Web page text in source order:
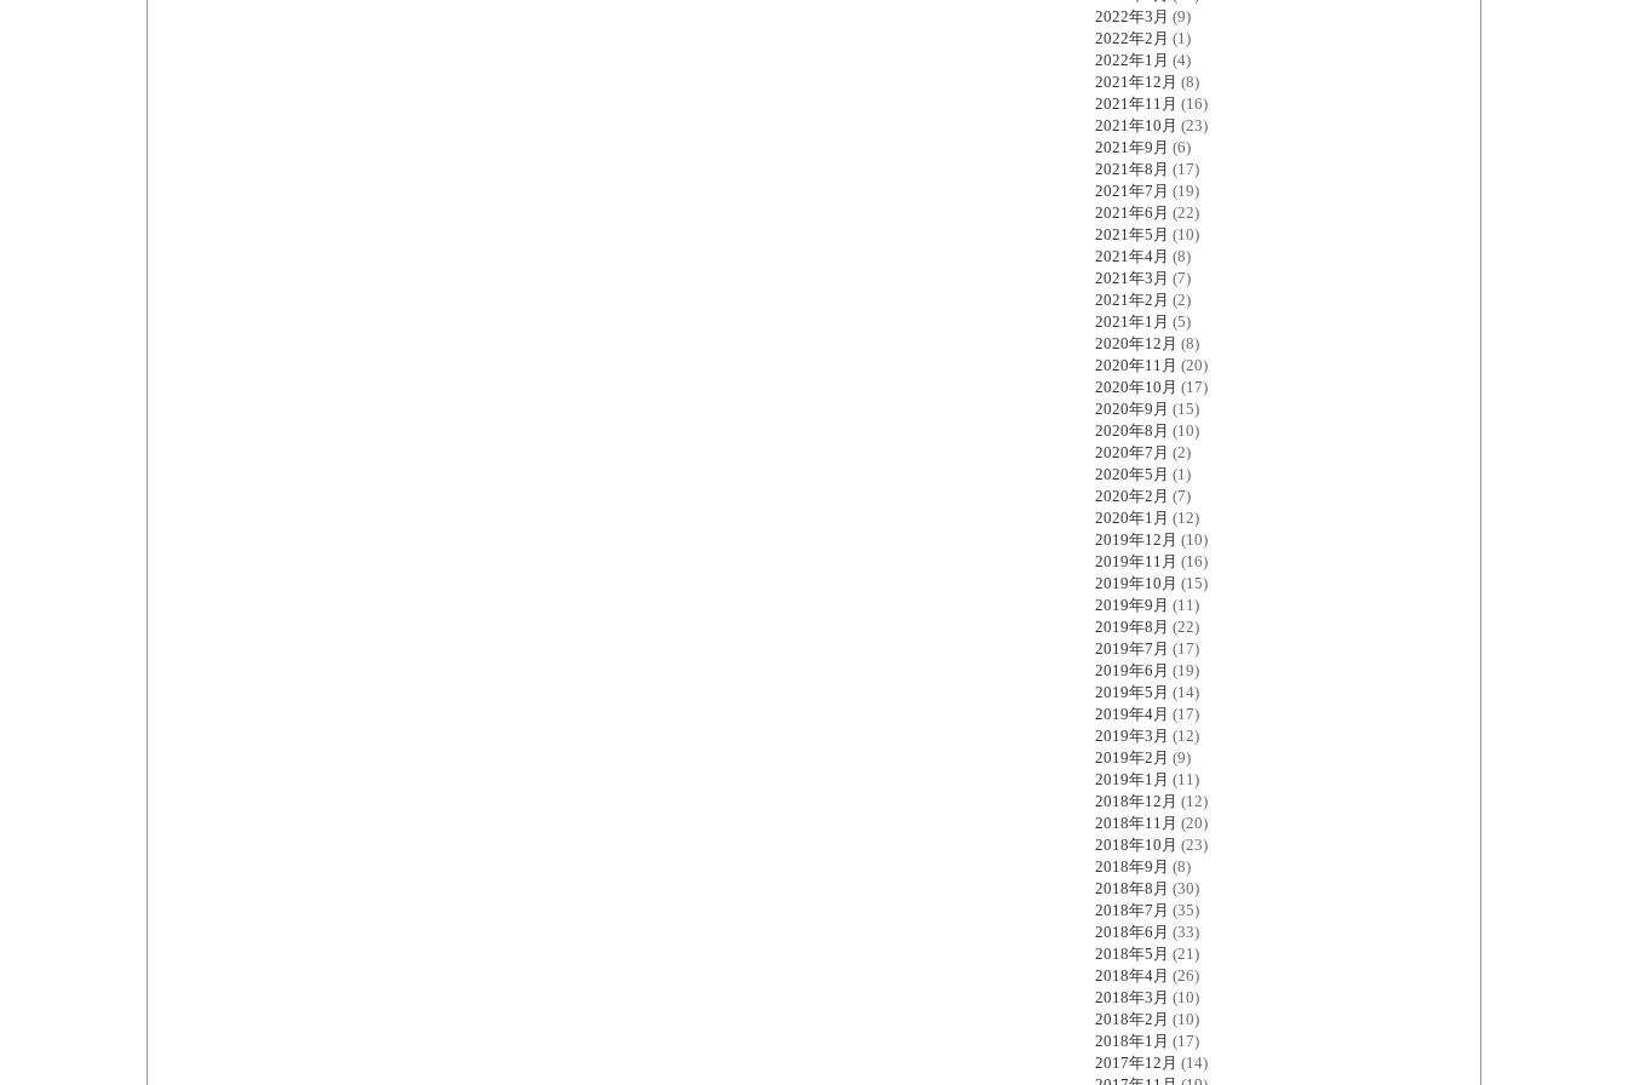
2022年3月 (9)
2022年2月 (1)
2022年1月 (4)
2021年12月 (8)
2021年11月 (16)
2021年10月 (23)
2021年9月 (6)
2021年8月 (17)
2021年7月 (19)
2021年6月 (22)
2021年5月 (10)
2021年4月 (8)
2021年3月 (7)
2021年2月 (2)
2021年1月 (5)
2020年12月 (8)
2020年11月 (20)
2020年10月 (17)
2020年9月 (15)
2020年8月 (10)
2020年7月 (2)
2020年5月 (1)
2020年2月 (7)
2020年1月 (12)
2019年12月 (10)
2019年11月 (16)
2019年10月 (15)
2019年9月 (11)
2019年8月 (22)
2019年7月 (17)
2019年6月 (19)
2019年5月 (14)
2019年4月 (17)
2019年3月 (12)
2019年2月 (9)
2019年1月 (11)
2018年12月 (12)
2018年11月 (20)
2018年10月 (23)
2018年9月 (8)
2018年8月 (30)
2018年7月 (35)
2018年6月 (33)
2018年5月 (21)
2018年4月 (26)
2018年3月 (10)
2018年2月 (10)
2018年1月 (17)
2017年12月 (14)